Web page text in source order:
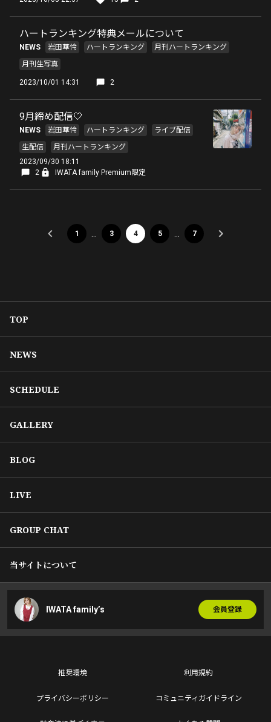
ハートランキング特典メールについて
NEWS 岩田華怜 ハートランキング
月刊ハートランキング
月刊生写真
2023/10/01 14:31 2
9月締め配信🤍
NEWS 岩田華怜 ハートランキング
ライブ配信
生配信
月刊ハートランキング
2023/09/30 18:11
2
IWATA family Premium限定
1 3 4 5 7
TOP
NEWS
SCHEDULE
GALLERY
BLOG
LIVE
GROUP CHAT
当サイトについて
IWATA family’s 会員登録
推奨環境 利用規約
プライバシーポリシー コミュニティガイドライン